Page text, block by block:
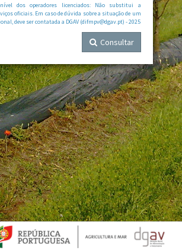
dos operadores licenciados: Não substitui a
oficiais. Em caso de dúvida sobre a situação de um
deve ser contatada a DGAV (difmpv@dgav.pt) - 2025
Consultar